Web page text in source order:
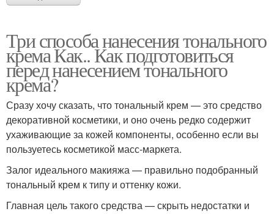
Три способа нанесения тонального
крема Как.. Как подготовиться
перед нанесением тонального
крема?
Сразу хочу сказать, что тональный крем — это средство
декоративной косметики, и оно очень редко содержит
ухаживающие за кожей компоненты, особенно если вы
пользуетесь косметикой масс-маркета.
Залог идеального макияжа — правильно подобранный
тональный крем к типу и оттенку кожи.
Главная цель такого средства — скрыть недостатки и